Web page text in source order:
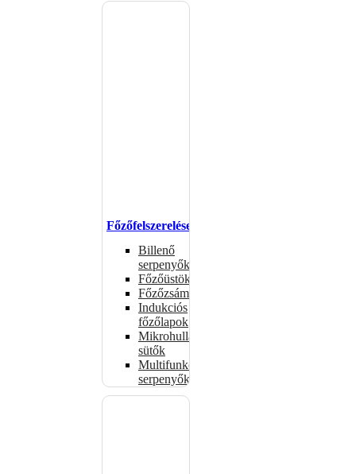
Főzőfelszerelések
Billenő
serpenyők
Főzőüstök
Főzőzsámolyok
Indukciós
főzőlapok
Mikrohullámú
sütők
Multifunkciós
serpenyők